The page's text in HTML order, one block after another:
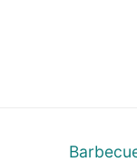
Volgend